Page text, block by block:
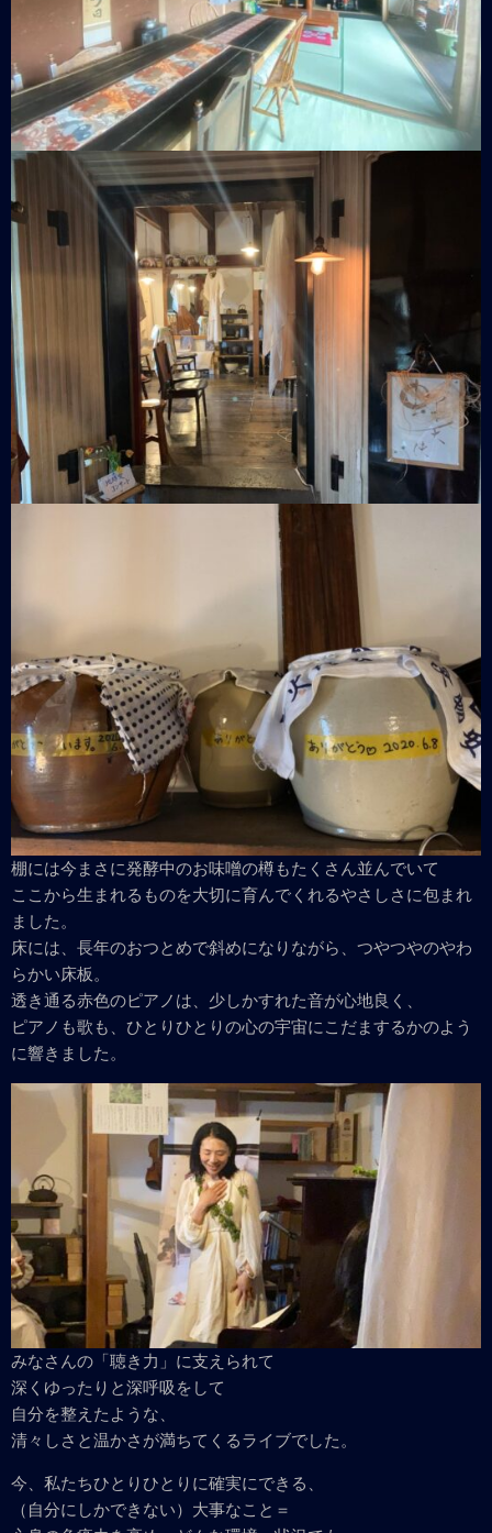
棚には今まさに発酵中のお味噌の樽もたくさん並んでいて
ここから生まれるものを大切に育んでくれるやさしさに包まれ
ました。
床には、長年のおつとめで斜めになりながら、つやつやのやわ
らかい床板。
透き通る赤色のピアノは、少しかすれた音が心地良く、
ピアノも歌も、ひとりひとりの心の宇宙にこだまするかのよう
に響きました。
みなさんの「聴き力」に支えられて
深くゆったりと深呼吸をして
自分を整えたような、
清々しさと温かさが満ちてくるライブでした。
今、私たちひとりひとりに確実にできる、
（自分にしかできない）大事なこと＝